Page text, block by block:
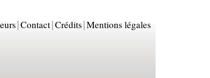
Contact Crédits Mentions légales